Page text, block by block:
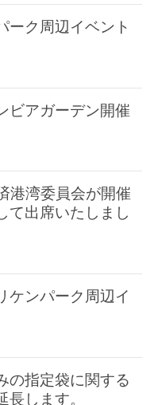
ーク周辺イベント
ビアガーデン開催
港湾委員会が開催
て出席いたしまし
ケンパーク周辺イ
の指定袋に関する
長します。